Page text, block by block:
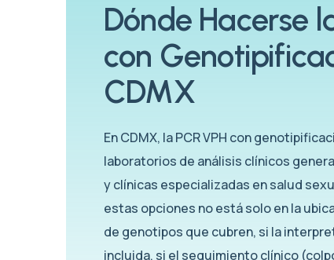
Dónde Hacerse
con
CDMX
En CDMX, la PCR VPH con
laboratorios de análisis clínicos
y clínicas especializadas en salud
estas opciones no está solo en la
de genotipos que cubren, si la
incluida, si el seguimiento clínico